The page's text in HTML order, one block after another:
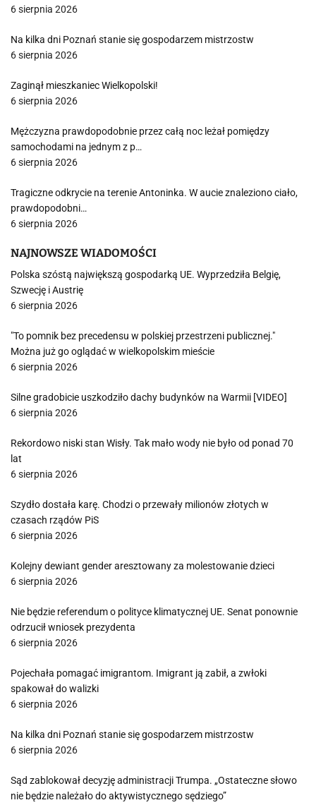
6 sierpnia 2026
Na kilka dni Poznań stanie się gospodarzem mistrzostw
6 sierpnia 2026
Zaginął mieszkaniec Wielkopolski!
6 sierpnia 2026
Mężczyzna prawdopodobnie przez całą noc leżał pomiędzy
samochodami na jednym z p…
6 sierpnia 2026
Tragiczne odkrycie na terenie Antoninka. W aucie znaleziono ciało,
prawdopodobni…
6 sierpnia 2026
NAJNOWSZE WIADOMOŚCI
Polska szóstą największą gospodarką UE. Wyprzedziła Belgię,
Szwecję i Austrię
6 sierpnia 2026
"To pomnik bez precedensu w polskiej przestrzeni publicznej."
Można już go oglądać w wielkopolskim mieście
6 sierpnia 2026
Silne gradobicie uszkodziło dachy budynków na Warmii [VIDEO]
6 sierpnia 2026
Rekordowo niski stan Wisły. Tak mało wody nie było od ponad 70
lat
6 sierpnia 2026
Szydło dostała karę. Chodzi o przewały milionów złotych w
czasach rządów PiS
6 sierpnia 2026
Kolejny dewiant gender aresztowany za molestowanie dzieci
6 sierpnia 2026
Nie będzie referendum o polityce klimatycznej UE. Senat ponownie
odrzucił wniosek prezydenta
6 sierpnia 2026
Pojechała pomagać imigrantom. Imigrant ją zabił, a zwłoki
spakował do walizki
6 sierpnia 2026
Na kilka dni Poznań stanie się gospodarzem mistrzostw
6 sierpnia 2026
Sąd zablokował decyzję administracji Trumpa. „Ostateczne słowo
nie będzie należało do aktywistycznego sędziego”